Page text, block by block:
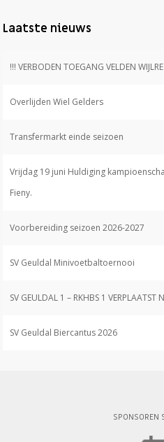
Laatste nieuws
!!! VERBODEN TOEGANG VELDEN
Overlijden Wiel Gelders
Transfermarkt einde seizoen
Vrijdag 19 juni Huldiging
Fieny.
Voorbereiding seizoen 2026-2027
SV Geuldal Minivoetbaltoernooi
SV GEULDAL 1 – RKHBS 1 VERPLAATST
SV Geuldal Biercantus 2026
SPONSOREN